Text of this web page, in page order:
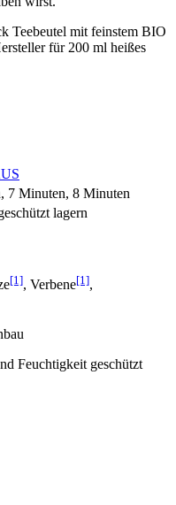
Teebeutel mit feinstem BIO
für 200 ml heißes
7 Minuten, 8 Minuten
lagern
[1], Verbene[1],
Feuchtigkeit geschützt